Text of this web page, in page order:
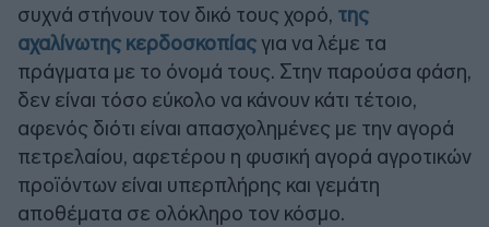
συχνά στήνουν τον δικό τους χορό, της
αχαλίνωτης κερδοσκοπίας για να λέμε τα
πράγματα με το όνομά τους. Στην παρούσα φάση,
δεν είναι τόσο εύκολο να κάνουν κάτι τέτοιο,
αφενός διότι είναι απασχολημένες με την αγορά
πετρελαίου, αφετέρου η φυσική αγορά αγροτικών
προϊόντων είναι υπερπλήρης και γεμάτη
αποθέματα σε ολόκληρο τον κόσμο.